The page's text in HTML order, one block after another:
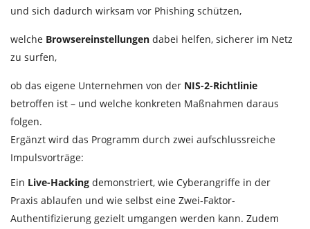
und sich dadurch wirksam vor Phishing schützen,
welche Browsereinstellungen dabei helfen, sicherer im Netz
zu surfen,
ob das eigene Unternehmen von der NIS-2-Richtlinie
betroffen ist – und welche konkreten Maßnahmen daraus
folgen.
Ergänzt wird das Programm durch zwei aufschlussreiche
Impulsvorträge:
Ein Live-Hacking demonstriert, wie Cyberangriffe in der
Praxis ablaufen und wie selbst eine Zwei-Faktor-
Authentifizierung gezielt umgangen werden kann. Zudem